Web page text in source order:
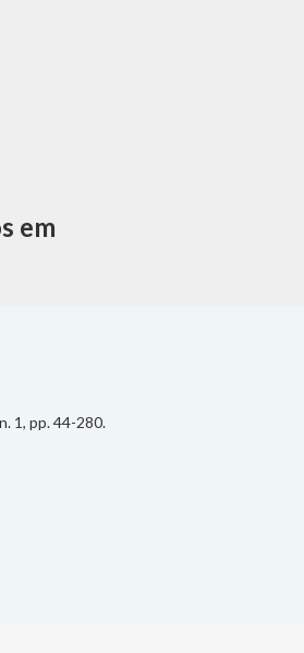
em
1, pp. 44-280.